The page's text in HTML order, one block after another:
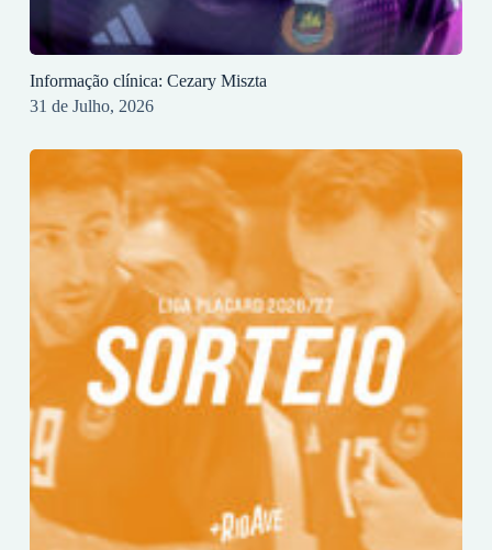
Informação clínica: Cezary Miszta
31 de Julho, 2026